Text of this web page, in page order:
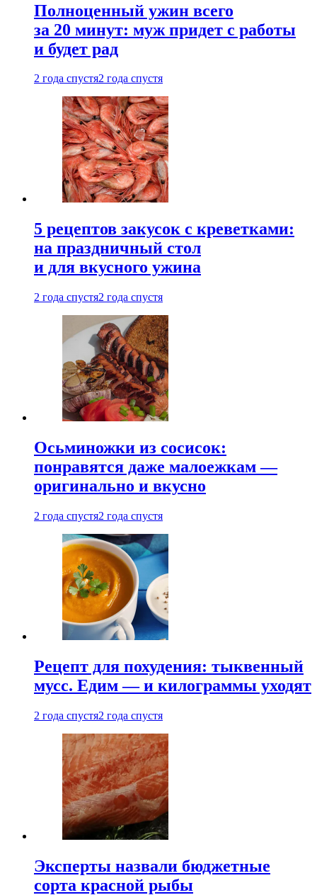
Полноценный ужин всего
за 20 минут: муж придет с работы
и будет рад
2 года спустя2 года спустя
5 рецептов закусок с креветками:
на праздничный стол
и для вкусного ужина
2 года спустя2 года спустя
Осьминожки из сосисок:
понравятся даже малоежкам —
оригинально и вкусно
2 года спустя2 года спустя
Рецепт для похудения: тыквенный
мусс. Едим — и килограммы уходят
2 года спустя2 года спустя
Эксперты назвали бюджетные
сорта красной рыбы